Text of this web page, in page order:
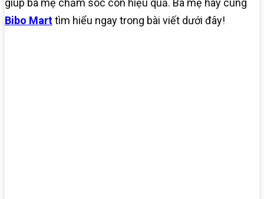
giúp ba mẹ chăm sóc con hiệu quả. Ba mẹ hãy cùng
Bibo Marttìm hiểu ngay trong bài viết dưới đây!